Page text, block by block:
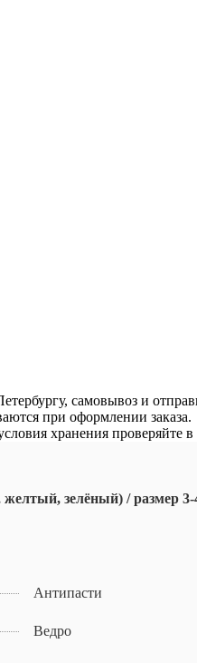
самовывоз и
при оформлении заказа.
хранения проверяйте
зелёный) / размер 3-
Антипасти
Ведро